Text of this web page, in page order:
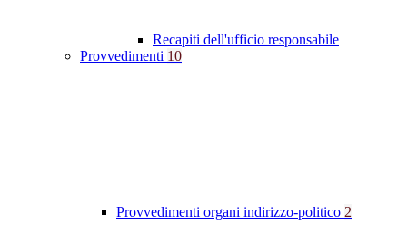
Recapiti dell'ufficio responsabile
Provvedimenti 10
Provvedimenti organi indirizzo-politico 2